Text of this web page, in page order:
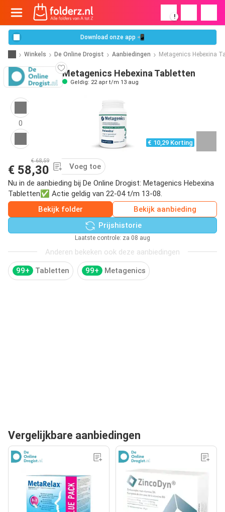
!
Download onze app 📲
Winkels De Online Drogist Aanbiedingen Metagenics Hebexina
Metagenics Hebexina Tabletten
Geldig: 22 apr t/m 13 aug
0
€ 10,29 Korting
€ 68,59
€ 58,30
Voeg toe
Nu in de aanbieding bij De Online Drogist: Metagenics Hebexina
Tabletten✅ Actie geldig van 22-04 t/m 13-08.
Bekijk folder
Bekijk aanbieding
Prijshistorie
Laatste controle: za 08 aug
Anderen bekeken ook deze aanbiedingen
99+ Tabletten 99+ Metagenics
Vergelijkbare aanbiedingen